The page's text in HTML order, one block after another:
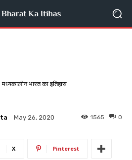
मध्यकालीन भारत का इतिहास
May 26, 2020 0
1565
X Pinterest